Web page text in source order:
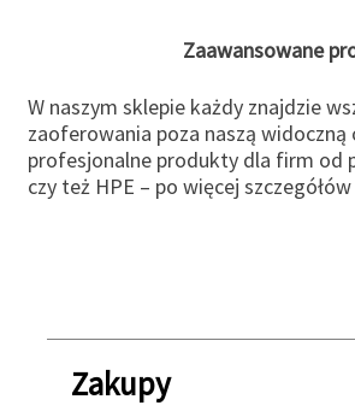
Zaawansowane
W naszym sklepie każdy znajdzie
zaoferowania poza naszą
profesjonalne produkty dla firm od
czy też HPE – po więcej
Zakupy